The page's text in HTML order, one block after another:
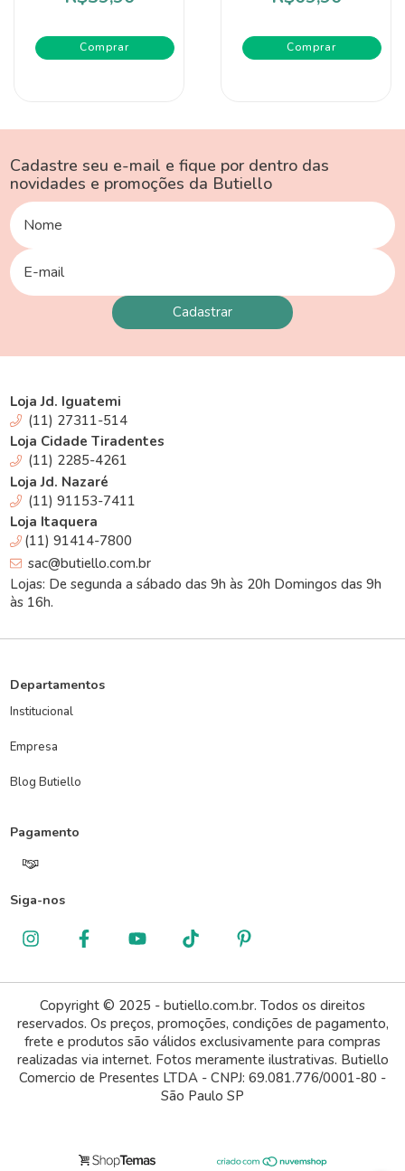
Cadastre seu e-mail e fique por dentro das
novidades e promoções da Butiello
Loja Jd. Iguatemi
(11) 27311-514
Loja Cidade Tiradentes
(11) 2285-4261
Loja Jd. Nazaré
(11) 91153-7411
Loja Itaquera
(11) 91414-7800
sac@butiello.com.br
Lojas: De segunda a sábado das 9h às 20h Domingos das 9h
às 16h.
Departamentos
Institucional
Empresa
Blog Butiello
Pagamento
Siga-nos
Copyright © 2025 - butiello.com.br. Todos os direitos
reservados. Os preços, promoções, condições de pagamento,
frete e produtos são válidos exclusivamente para compras
realizadas via internet. Fotos meramente ilustrativas. Butiello
Comercio de Presentes LTDA - CNPJ: 69.081.776/0001-80 -
São Paulo SP